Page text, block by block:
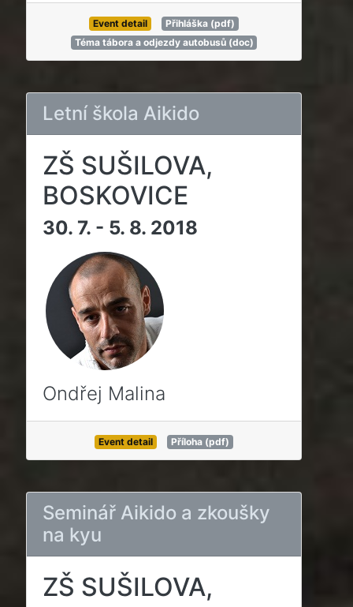
Event detail
Přihláška (pdf)
Téma tábora a odjezdy autobusů (doc)
Letní škola Aikido
ZŠ SUŠILOVA,
BOSKOVICE
30. 7. - 5. 8. 2018
Ondřej Malina
Event detail Příloha (pdf)
Seminář Aikido a zkoušky
na kyu
ZŠ SUŠILOVA,